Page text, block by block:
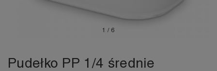
1 / 6
Pudełko PP 1/4 średnie